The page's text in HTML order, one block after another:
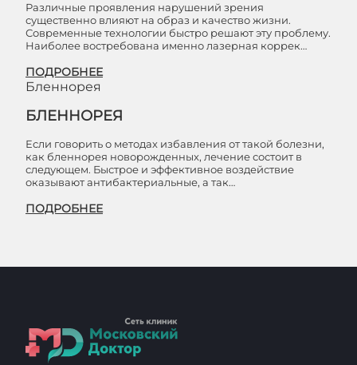
Различные проявления нарушений зрения
существенно влияют на образ и качество жизни.
Современные технологии быстро решают эту проблему.
Наиболее востребована именно лазерная коррек…
ПОДРОБНЕЕ
Бленнорея
БЛЕННОРЕЯ
Если говорить о методах избавления от такой болезни,
как бленнорея новорожденных, лечение состоит в
следующем. Быстрое и эффективное воздействие
оказывают антибактериальные, а так…
ПОДРОБНЕЕ